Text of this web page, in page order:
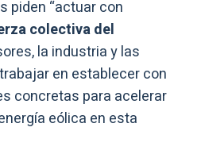
piden “actuar con
colectiva del
la industria y las
en establecer con
concretas para acelerar
eólica en esta